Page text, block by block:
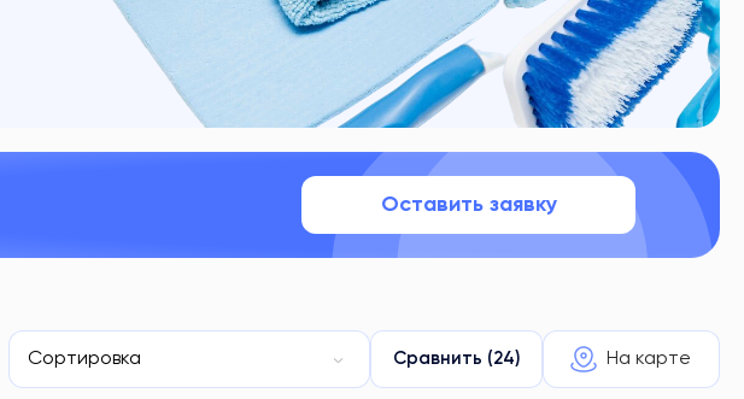
Оставить заявку
Сортировка Сравнить (24) На карте